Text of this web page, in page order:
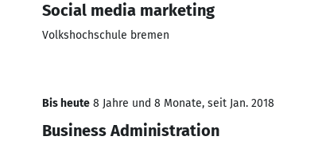
Social media marketing
Volkshochschule bremen
Bis heute 8 Jahre und 8 Monate, seit Jan. 2018
Business Administration